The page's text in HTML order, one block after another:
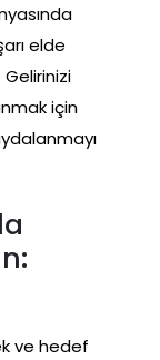
elde
için
ve hedef